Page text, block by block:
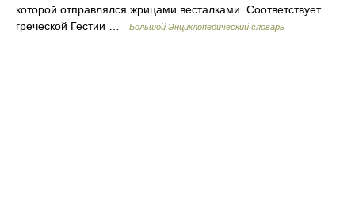
которой отправлялся жрицами весталками. Соответствует
греческой Гестии …
Большой Энциклопедический словарь